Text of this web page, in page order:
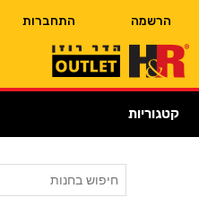
הרשמה התחברות
קטגוריות